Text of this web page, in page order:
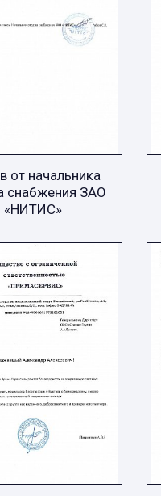
от начальника
снабжения ЗАО
«НИТИС»